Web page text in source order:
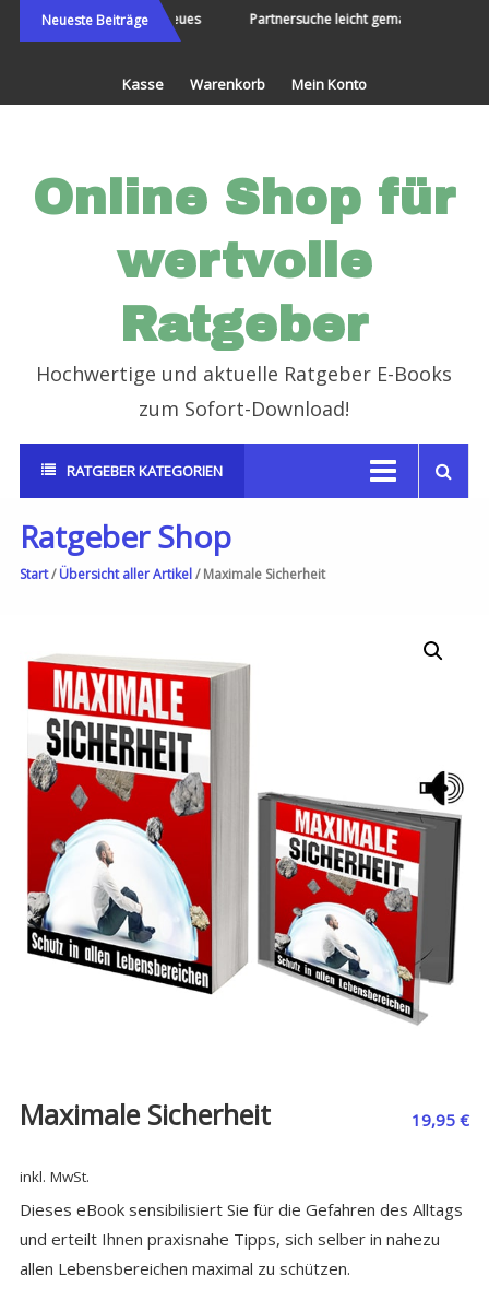
Direkt
zum
Neueste Beiträge
Die Welt bereisen und Neues Partnersuche leicht gemacht
Kasse Warenkorb Mein Konto
Online Shop für
wertvolle
Ratgeber
Hochwertige und aktuelle Ratgeber E-Books
zum Sofort-Download!
RATGEBER KATEGORIEN
Ratgeber Shop
Start/Übersicht aller Artikel/ Maximale Sicherheit
Maximale Sicherheit 19,95€
inkl. MwSt.
Dieses eBook sensibilisiert Sie für die Gefahren des Alltags
und erteilt Ihnen praxisnahe Tipps, sich selber in nahezu
allen Lebensbereichen maximal zu schützen.